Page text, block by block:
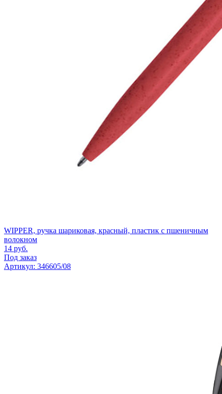
WIPPER, ручка шариковая, красный, пластик с пшеничным
волокном
14 руб.
Под заказ
Артикул: 346605/08